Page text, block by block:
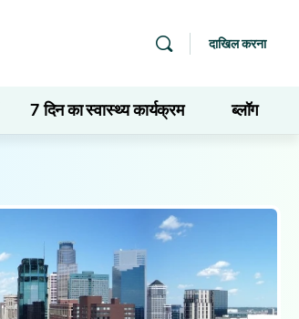
दाखिल करना
7 दिन का स्वास्थ्य कार्यक्रम ब्लॉग